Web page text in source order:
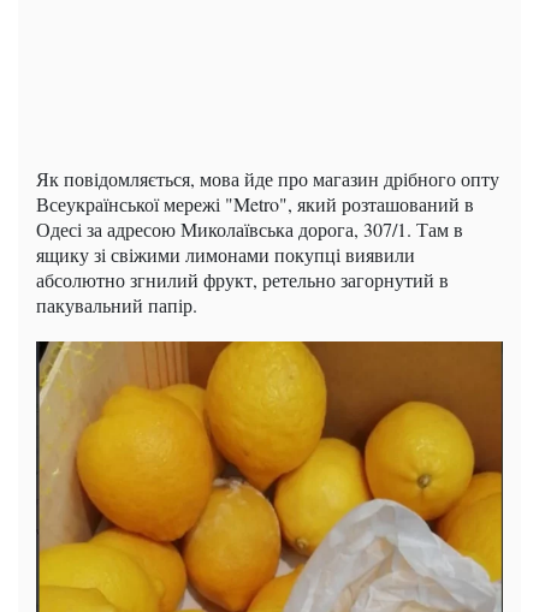
Як повідомляється, мова йде про магазин дрібного опту
Всеукраїнської мережі "Metro", який розташований в
Одесі за адресою Миколаївська дорога, 307/1. Там в
ящику зі свіжими лимонами покупці виявили
абсолютно згнилий фрукт, ретельно загорнутий в
пакувальний папір.